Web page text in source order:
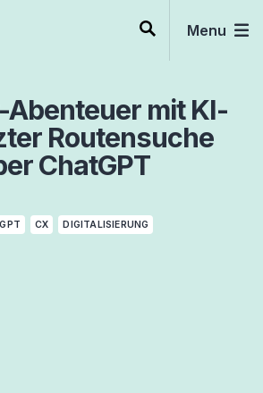
Menu
Abenteuer mit KI-
Routensuche
ChatGPT
CX DIGITALISIERUNG